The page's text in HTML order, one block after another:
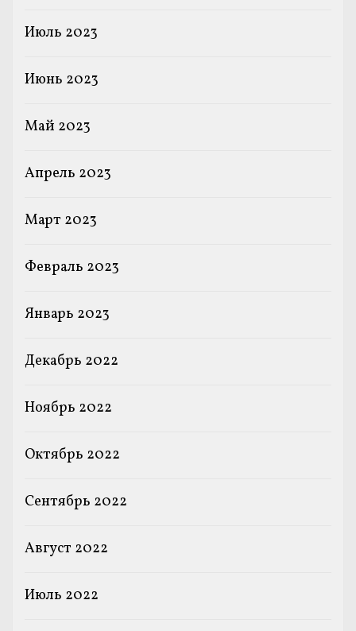
Июль 2023
Июнь 2023
Май 2023
Апрель 2023
Март 2023
Февраль 2023
Январь 2023
Декабрь 2022
Ноябрь 2022
Октябрь 2022
Сентябрь 2022
Август 2022
Июль 2022